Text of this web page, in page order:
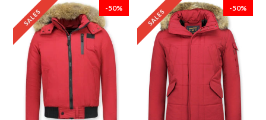
-50% -50%